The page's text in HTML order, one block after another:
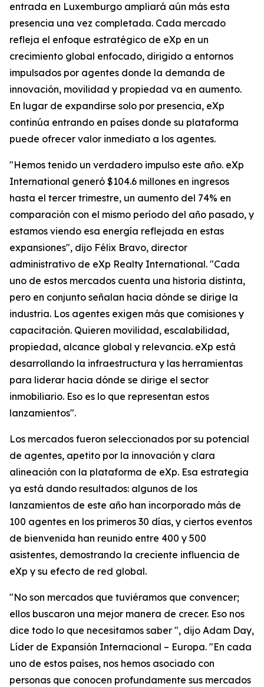
entrada en Luxemburgo ampliará aún más esta
presencia una vez completada. Cada mercado
refleja el enfoque estratégico de eXp en un
crecimiento global enfocado, dirigido a entornos
impulsados por agentes donde la demanda de
innovación, movilidad y propiedad va en aumento.
En lugar de expandirse solo por presencia, eXp
continúa entrando en países donde su plataforma
puede ofrecer valor inmediato a los agentes.
"Hemos tenido un verdadero impulso este año. eXp
International generó $104.6 millones en ingresos
hasta el tercer trimestre, un aumento del 74% en
comparación con el mismo período del año pasado, y
estamos viendo esa energía reflejada en estas
expansiones", dijo Félix Bravo, director
administrativo de eXp Realty International. "Cada
uno de estos mercados cuenta una historia distinta,
pero en conjunto señalan hacia dónde se dirige la
industria. Los agentes exigen más que comisiones y
capacitación. Quieren movilidad, escalabilidad,
propiedad, alcance global y relevancia. eXp está
desarrollando la infraestructura y las herramientas
para liderar hacia dónde se dirige el sector
inmobiliario. Eso es lo que representan estos
lanzamientos".
Los mercados fueron seleccionados por su potencial
de agentes, apetito por la innovación y clara
alineación con la plataforma de eXp. Esa estrategia
ya está dando resultados: algunos de los
lanzamientos de este año han incorporado más de
100 agentes en los primeros 30 días, y ciertos eventos
de bienvenida han reunido entre 400 y 500
asistentes, demostrando la creciente influencia de
eXp y su efecto de red global.
"No son mercados que tuviéramos que convencer;
ellos buscaron una mejor manera de crecer. Eso nos
dice todo lo que necesitamos saber ", dijo Adam Day,
Líder de Expansión Internacional – Europa. "En cada
uno de estos países, nos hemos asociado con
personas que conocen profundamente sus mercados